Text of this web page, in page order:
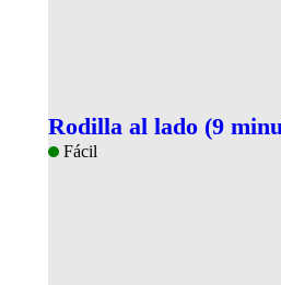
Rodilla al lado (9
Fácil